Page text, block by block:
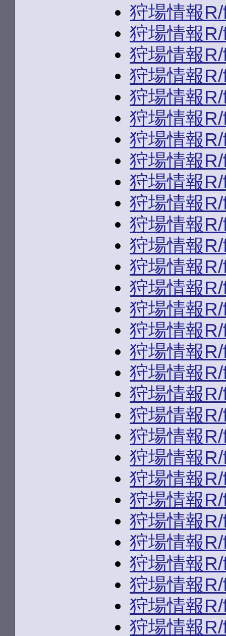
狩場情報
狩場情報
狩場情報
狩場情報
狩場情報
狩場情報
狩場情報
狩場情報
狩場情報
狩場情報
狩場情報
狩場情報
狩場情報
狩場情報
狩場情報
狩場情報
狩場情報
狩場情報
狩場情報
狩場情報
狩場情報
狩場情報
狩場情報
狩場情報
狩場情報
狩場情報
狩場情報
狩場情報
狩場情報
狩場情報